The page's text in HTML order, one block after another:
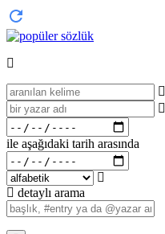
ile aşağıdaki tarih arasında
detaylı arama